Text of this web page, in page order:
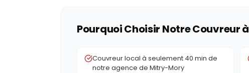
Pourquoi Choisir Notre Couvreur à
Couvreur local à seulement 40 min de
notre agence de Mitry-Mory